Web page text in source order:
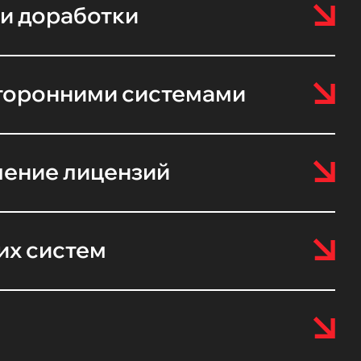
доработки
системами
лицензий
систем